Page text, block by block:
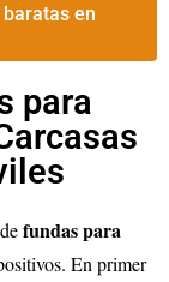
en
para
fundas para
En primer